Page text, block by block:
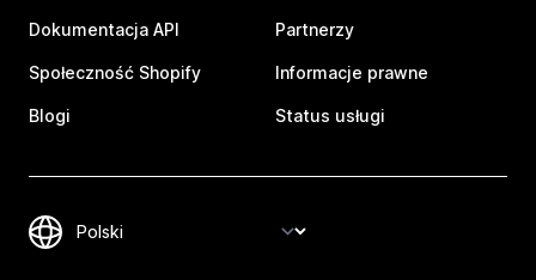
Dokumentacja API
Społeczność Shopify
Blogi
Partnerzy
Informacje prawne
Status usługi